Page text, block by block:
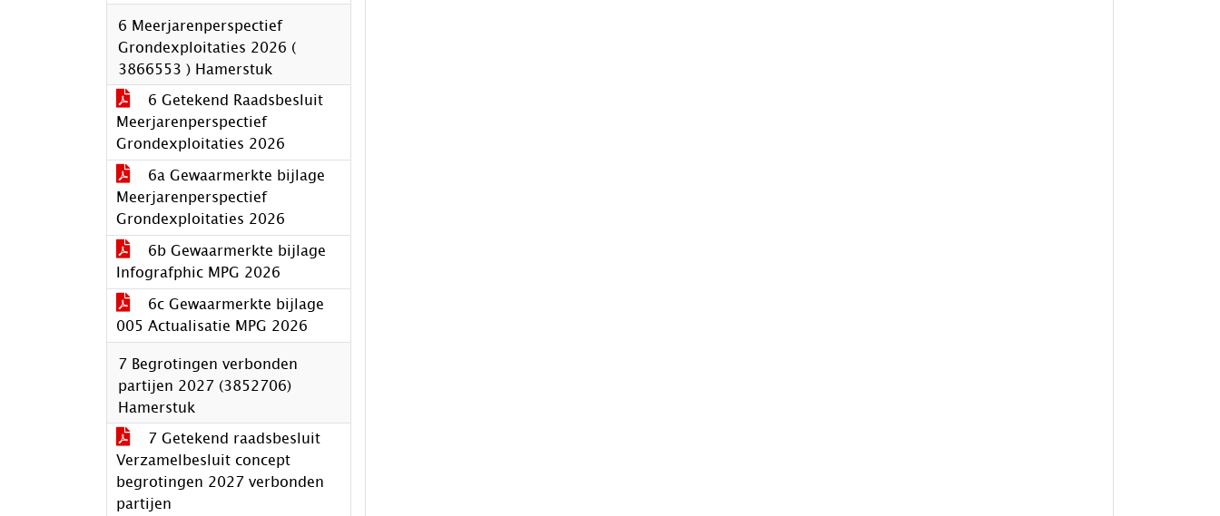
6 Meerjarenperspectief
Grondexploitaties 2026 (
3866553 ) Hamerstuk
6 Getekend Raadsbesluit
Meerjarenperspectief
Grondexploitaties 2026
6a Gewaarmerkte bijlage
Meerjarenperspectief
Grondexploitaties 2026
6b Gewaarmerkte bijlage
Infografphic MPG 2026
6c Gewaarmerkte bijlage
005 Actualisatie MPG 2026
7 Begrotingen verbonden
partijen 2027 (3852706)
Hamerstuk
7 Getekend raadsbesluit
Verzamelbesluit concept
begrotingen 2027 verbonden
partijen